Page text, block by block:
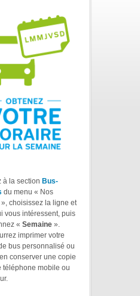
à la section Bus-
du menu « Nos
choisissez la ligne et
vous intéressent, puis
« Semaine ».
imprimer votre
bus personnalisé ou
conserver une copie
téléphone mobile ou